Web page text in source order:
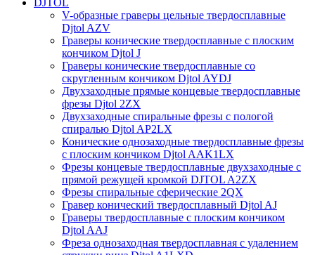
DJTOL
V-образные граверы цельные твердосплавные
Djtol AZV
Граверы конические твердосплавные с плоским
кончиком Djtol J
Граверы конические твердосплавные со
скругленным кончиком Djtol AYDJ
Двухзаходные прямые концевые твердосплавные
фрезы Djtol 2ZX
Двухзаходные спиральные фрезы с пологой
спиралью Djtol AP2LX
Конические однозаходные твердосплавные фрезы
с плоским кончиком Djtol AAK1LX
Фрезы концевые твердосплавные двухзаходные с
прямой режущей кромкой DJTOL A2ZX
Фрезы спиральные сферические 2QX
Гравер конический твердосплавный Djtol AJ
Граверы твердосплавные с плоским кончиком
Djtol AAJ
Фреза однозаходная твердосплавная с удалением